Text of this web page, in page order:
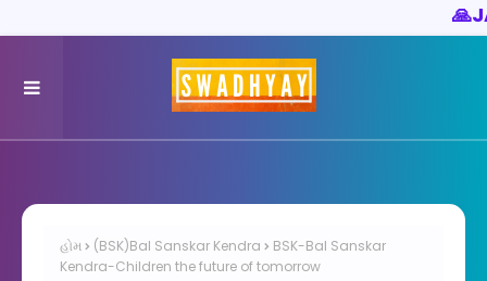
JAY
હોમ (BSK)Bal Sanskar Kendra
BSK-Bal Sanskar
Kendra-Children the future of tomorrow